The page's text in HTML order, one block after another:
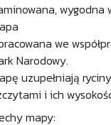
wygodna
we
Narodowy.
uzupełniają
i ich
mapy: